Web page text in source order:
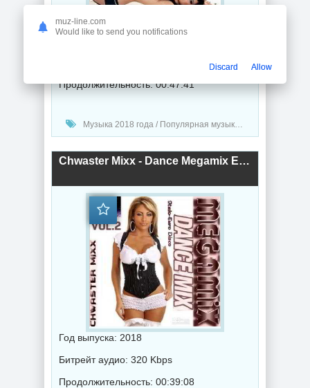
Продолжительность: 00:47:41
Музыка 2018 года / Популярная музыка / Диско музыка
Chwaster Mixx - Dance Megamix Euro Italo Disco Vol.2 (2018) торрент
Год выпуска: 2018
Битрейт аудио: 320 Kbps
Продолжительность: 00:39:08
muz-line.com
Would like to send you notifications
Discard Allow